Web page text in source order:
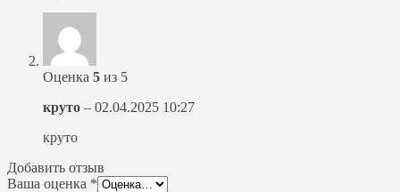
Оценка 5 из 5
круто – 02.04.2025 10:27
круто
Добавить отзыв
Ваша оценка *